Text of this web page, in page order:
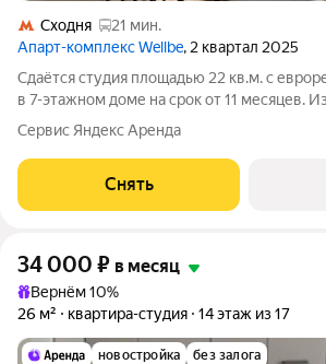
Сходня
21 мин.
Апарт-комплекс Wellbe, 2 квартал 2025
Сдаётся студия площадью 22 кв.м. с
в 7-этажном доме на срок от 11 месяцев.
Стиральная машина Холодильник Посудомоечная машина
Микроволновка Дом - монолитный, окна
подъезде 2 лифта - 1
Сервис Яндекс Аренда
Снять
34 000 ₽ в месяц
Вернём 10%
26 м²
квартира-студия 14 этаж из 17
новостройка без залога